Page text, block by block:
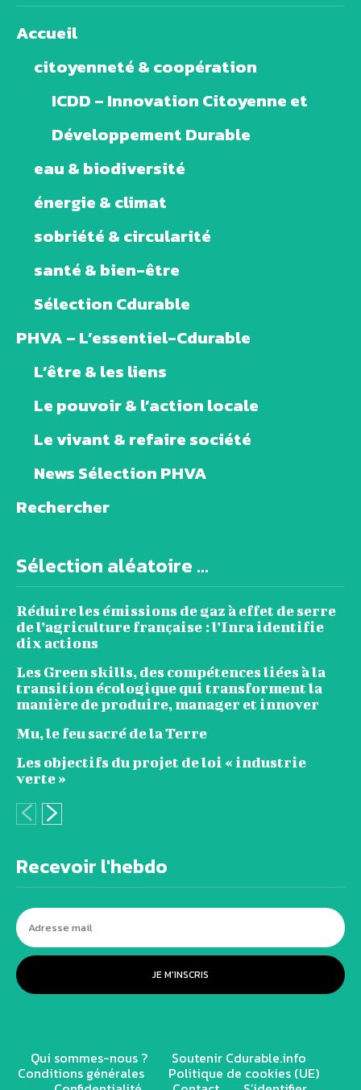
Accueil
citoyenneté & coopération
ICDD – Innovation Citoyenne et
Développement Durable
eau & biodiversité
énergie & climat
sobriété & circularité
santé & bien-être
Sélection Cdurable
PHVA – L’essentiel-Cdurable
L’être & les liens
Le pouvoir & l’action locale
Le vivant & refaire société
News Sélection PHVA
Rechercher
Sélection aléatoire ...
Réduire les émissions de gaz à effet de serre
de l’agriculture française : l’Inra identifie
dix actions
Les Green skills, des compétences liées à la
transition écologique qui transforment la
manière de produire, manager et innover
Mu, le feu sacré de la Terre
Les objectifs du projet de loi « industrie
verte »
Recevoir l'hebdo
JE M'INSCRIS
Qui sommes-nous ? Soutenir Cdurable.info
Conditions générales Politique de cookies (UE)